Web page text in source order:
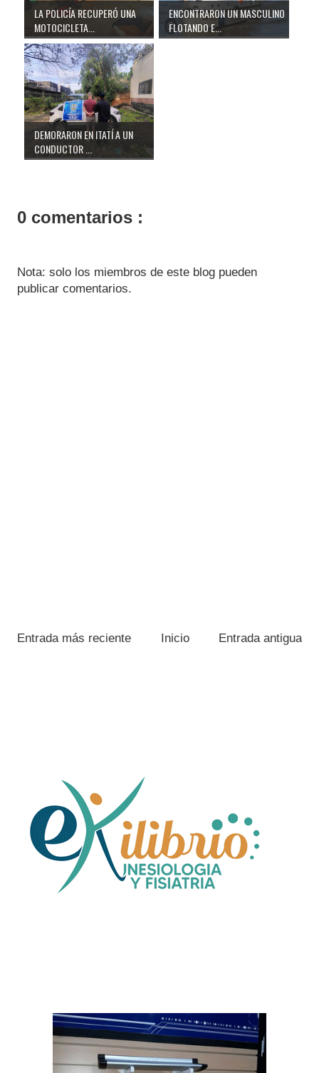
LA POLICÍA RECUPERÓ UNA
MOTOCICLETA...
ENCONTRARON UN MASCULINO
FLOTANDO E...
DEMORARON EN ITATÍ A UN
CONDUCTOR ...
0 comentarios :
Nota: solo los miembros de este blog pueden
publicar comentarios.
Entrada más reciente Entrada antigua
Inicio